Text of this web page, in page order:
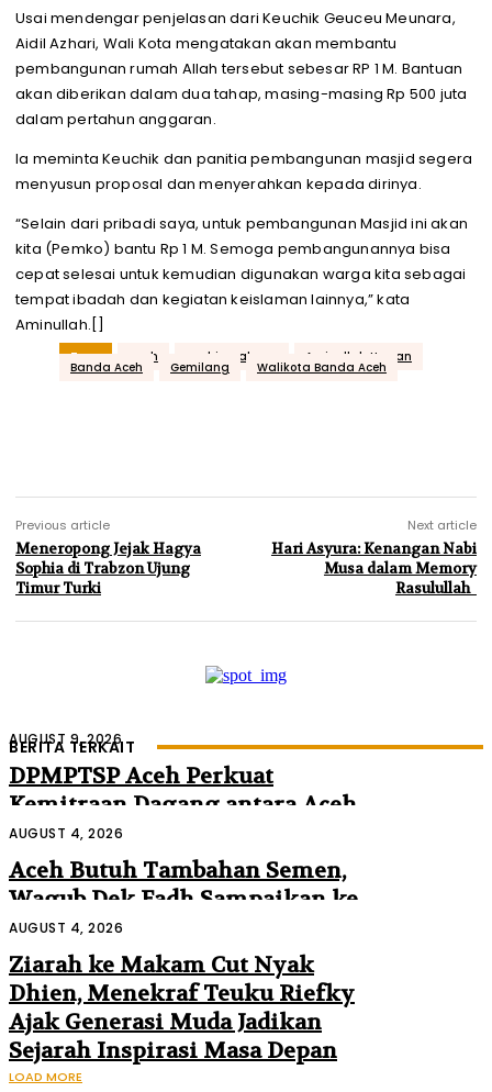
Usai mendengar penjelasan dari Keuchik Geuceu Meunara,
Aidil Azhari, Wali Kota mengatakan akan membantu
pembangunan rumah Allah tersebut sebesar RP 1 M. Bantuan
akan diberikan dalam dua tahap, masing-masing Rp 500 juta
dalam pertahun anggaran.
Ia meminta Keuchik dan panitia pembangunan masjid segera
menyusun proposal dan menyerahkan kepada dirinya.
“Selain dari pribadi saya, untuk pembangunan Masjid ini akan
kita (Pemko) bantu Rp 1 M. Semoga pembangunannya bisa
cepat selesai untuk kemudian digunakan warga kita sebagai
tempat ibadah dan kegiatan keislaman lainnya,” kata
Aminullah.[]
Tags aceh acehjurnal.com Aminullah Usman
Banda Aceh Gemilang Walikota Banda Aceh
Previous article
Meneropong Jejak Hagya
Sophia di Trabzon Ujung
Timur Turki
Next article
Hari Asyura: Kenangan Nabi
Musa dalam Memory
Rasulullah
BERITA TERKAIT
AUGUST 9, 2026
DPMPTSP Aceh Perkuat
Kemitraan Dagang antara Aceh
dan Malaysia
AUGUST 4, 2026
Aceh Butuh Tambahan Semen,
Wagub Dek Fadh Sampaikan ke
Mendagri dan Danantara
AUGUST 4, 2026
Ziarah ke Makam Cut Nyak
Dhien, Menekraf Teuku Riefky
Ajak Generasi Muda Jadikan
Sejarah Inspirasi Masa Depan
LOAD MORE